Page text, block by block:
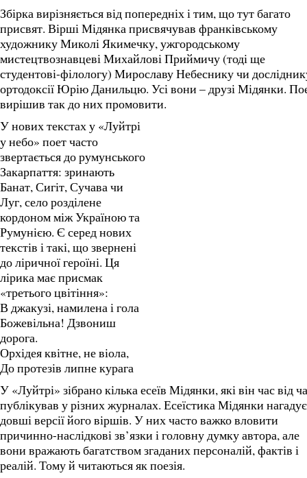
Збірка вирізняється від попередніх і тим, що тут багато
присвят. Вірші Мідянка присвячував франківському
художнику Миколі Якимечку, ужгородському
мистецтвознавцеві Михайлові Приймичу (тоді ще
студентові-філологу) Мирославу Небеснику чи
ортодоксії Юрію Данильцю. Усі вони – друзі Мідянки.
вирішив так до них промовити.
У нових текстах у «Луйтрі
у небо» поет часто
звертається до румунського
Закарпаття: зринають
Банат, Сигіт, Сучава чи
Луг, село розділене
кордоном між Україною та
Румунією. Є серед нових
текстів і такі, що звернені
до ліричної героїні. Ця
лірика має присмак
«третього цвітіння»:
В джакузі, намилена і гола
Божевільна! Дзвониш
дорога.
Орхідея квітне, не віола,
До протезів липне курага
У «Луйтрі» зібрано кілька есеїв Мідянки, які він час від
публікував у різних журналах. Есеїстика Мідянки нагадує
довші версії його віршів. У них часто важко вловити
причинно-наслідкові зв’язки і головну думку автора, але
вони вражають багатством згаданих персоналій, фактів і
реалій. Тому й читаються як поезія.